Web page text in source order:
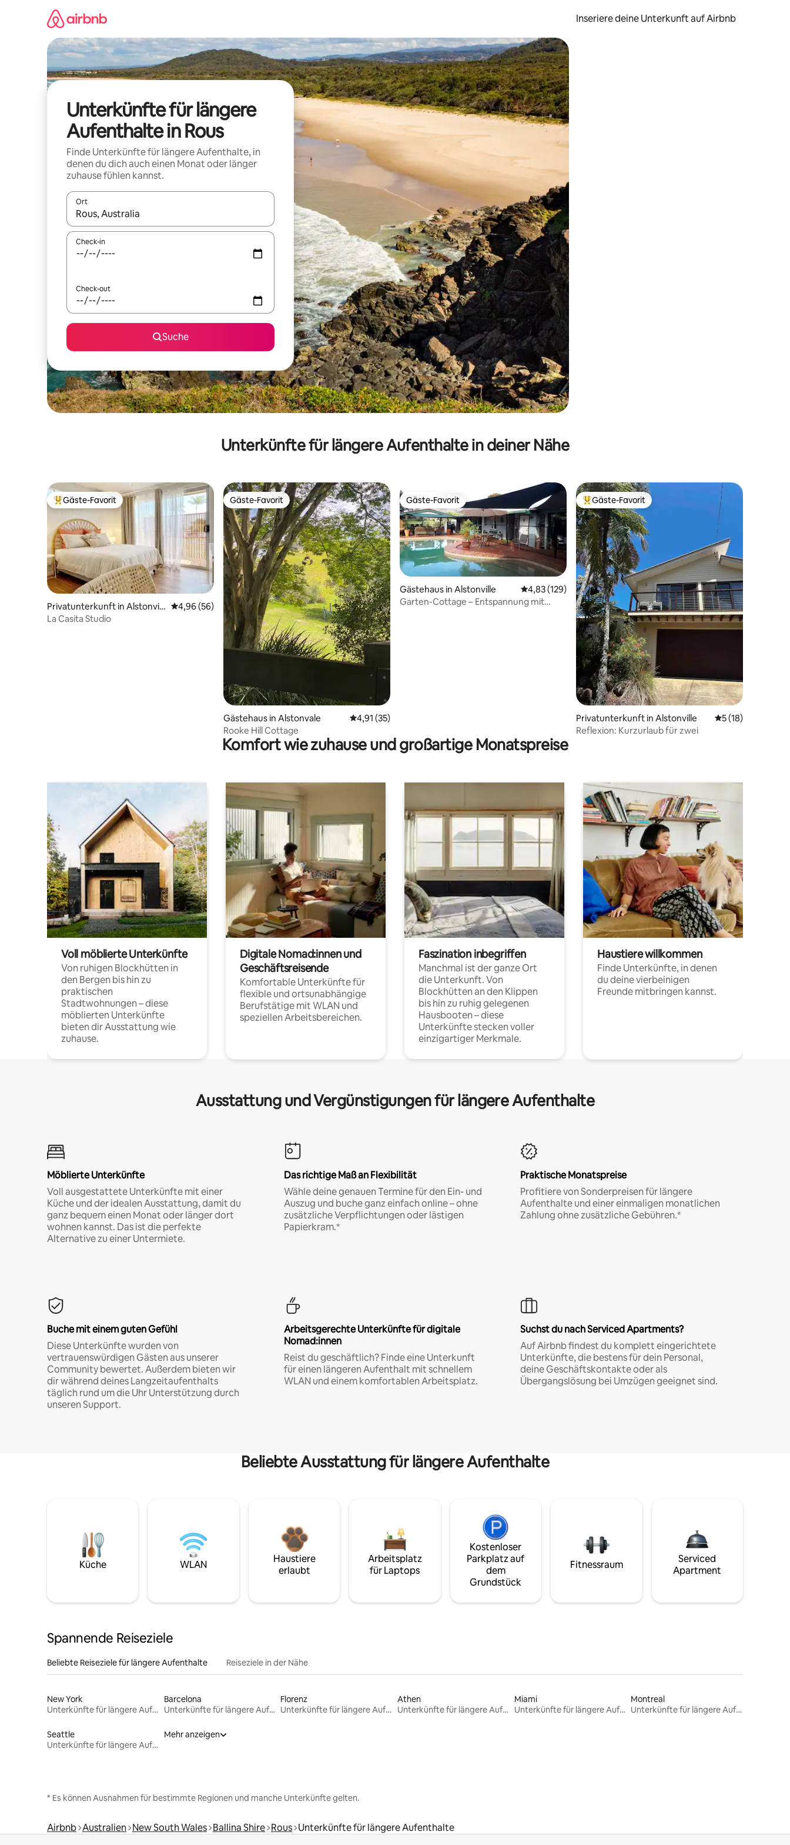
Inseriere deine Unterkunft auf Airbnb
Unterkünfte für längere
Aufenthalte in Rous
Finde Unterkünfte für längere Aufenthalte, in
denen du dich auch einen Monat oder länger
zuhause fühlen kannst.
Ort
Wenn Ergebnisse verfügbar sind, navigiere mit den Pfeiltasten nach oben und unten oder erkunde die Ergebnisse durch Berühren oder Wischgesten.
Check-in
Check-out
Suche
Unterkünfte für längere Aufenthalte in deiner Nähe
Beliebter Gäste-Favorit.
Gäste-Favorit
Privatunterkunft in Alstonvill
e
Durchschnittliche Bewertung: 4,96 von 5, 56 Bewertungen
4,96 (56)
La Casita Studio
Gäste-Favorit
Gäste-Favorit
Gästehaus in Alstonvale Durchschnittliche Bewertung: 4,91 von 5, 35 Bewertungen
4,91 (35)
Rooke Hill Cottage
Gäste-Favorit
Gäste-Favorit
Gästehaus in Alstonville Durchschnittliche Bewertung: 4,83 von 5, 129 Bewertungen
4,83 (129)
Garten-Cottage – Entspannung mit
Beliebter Gäste-Favorit.
Gäste-Favorit
Privatunterkunft in Alstonville Durchschnittliche
5 (18)
Reflexion: Kurzurlaub für zwei
Komfort wie zuhause und großartige Monatspreise
Voll möblierte Unterkünfte
Von ruhigen Blockhütten in
den Bergen bis hin zu
praktischen
Stadtwohnungen – diese
möblierten Unterkünfte
bieten dir Ausstattung wie
zuhause.
Digitale Nomad:innen und
Geschäftsreisende
Komfortable Unterkünfte für
flexible und ortsunabhängige
Berufstätige mit WLAN und
speziellen Arbeitsbereichen.
Faszination inbegriffen
Manchmal ist der ganze Ort
die Unterkunft. Von
Blockhütten an den Klippen
bis hin zu ruhig gelegenen
Hausbooten – diese
Unterkünfte stecken voller
einzigartiger Merkmale.
Haustiere willkommen
Finde Unterkünfte, in denen
du deine vierbeinigen
Freunde mitbringen kannst.
Ausstattung und Vergünstigungen für längere Aufenthalte
Möblierte Unterkünfte
Voll ausgestattete Unterkünfte mit einer
Küche und der idealen Ausstattung, damit du
ganz bequem einen Monat oder länger dort
wohnen kannst. Das ist die perfekte
Alternative zu einer Untermiete.
Das richtige Maß an Flexibilität
Wähle deine genauen Termine für den Ein- und
Auszug und buche ganz einfach online – ohne
zusätzliche Verpflichtungen oder lästigen
Papierkram.*
Praktische Monatspreise
Profitiere von Sonderpreisen für längere
Aufenthalte und einer einmaligen monatlichen
Zahlung ohne zusätzliche Gebühren.*
Buche mit einem guten Gefühl
Diese Unterkünfte wurden von
vertrauenswürdigen Gästen aus unserer
Community bewertet. Außerdem bieten wir
dir während deines Langzeitaufenthalts
täglich rund um die Uhr Unterstützung durch
unseren Support.
Arbeitsgerechte Unterkünfte für digitale
Nomad:innen
Reist du geschäftlich? Finde eine Unterkunft
für einen längeren Aufenthalt mit schnellem
WLAN und einem komfortablen Arbeitsplatz.
Suchst du nach Serviced Apartments?
Auf Airbnb findest du komplett eingerichtete
Unterkünfte, die bestens für dein Personal,
deine Geschäftskontakte oder als
Übergangslösung bei Umzügen geeignet sind.
Beliebte Ausstattung für längere Aufenthalte
Küche WLAN
Haustiere
erlaubt
Arbeitsplatz
für Laptops
Kostenloser
Parkplatz auf
dem
Grundstück
Fitnessraum
Serviced
Apartment
Spannende Reiseziele
Beliebte Reiseziele für längere Aufenthalte Reiseziele in der Nähe
New York
Unterkünfte für längere Aufenthalte
Barcelona
Unterkünfte für längere Aufenthalte
Florenz
Unterkünfte für längere Aufenthalte
Athen
Unterkünfte für längere Aufenthalte
Miami
Unterkünfte für längere Aufenthalte
Montreal
Unterkünfte für längere Aufenthalte
Seattle
Unterkünfte für längere Aufenthalte
Mehr anzeigen
* Es können Ausnahmen für bestimmte Regionen und manche Unterkünfte gelten.
Airbnb Australien New South Wales Ballina Shire Rous Unterkünfte für längere Aufenthalte